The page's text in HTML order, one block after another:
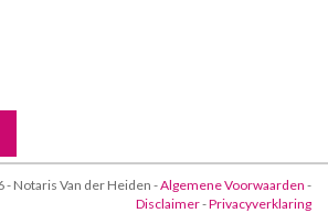
Notaris Van der Heiden -